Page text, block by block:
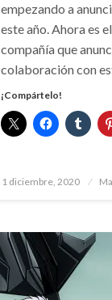
empezando a
este año. Ahora es
compañía que
colaboración con
¡Compártelo!
Publicado
1 diciembre, 2020